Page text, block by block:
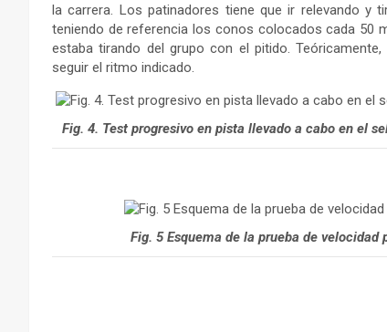
la carrera. Los patinadores tiene que ir relevando y
teniendo de referencia los conos colocados cada 50
estaba tirando del grupo con el pitido.
seguir el ritmo indicado.
Fig. 4. Test progresivo en pista llevado a cabo en el
Fig. 5 Esquema de la prueba de velocidad